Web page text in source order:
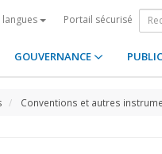
Portail sécurisé
GOUVERNANCE
Conventions et autres